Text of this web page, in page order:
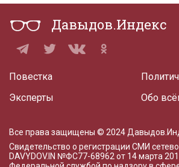
Давыдов.Индекс
Повестка
Эксперты
Обо
Все права защищены © 2024
Свидетельство о регистрации СМИ
DAVYDOV.IN №ФС77-68962 от 14 марта